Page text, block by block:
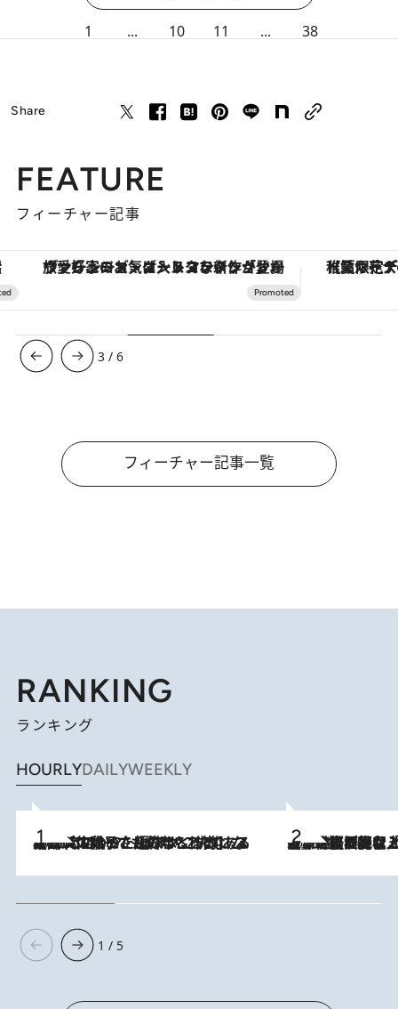
1 ... 10 11 ... 38
Share
FEATURE
フィーチャー記事
ヴァシュロン・コンスタンタン「オーヴァーシーズ・オートマティック」。旅愛好家のお気に入りコレクションから、ジェンダーレスな新作が登場 【夏限定ディナーコース】旬を
3 /6
フィーチャー記事一覧
RANKING
ランキング
HOURLYDAILYWEEKLY
2026.8.5
【阿川佐和子さんの年とる力】なぜ70代で始めた趣味は“こんなに楽しい”のか？ ピアノ、俳句…スランプに陥っても続けられる“ある秘訣”とは 2026.8.5
【なぜ吉沢亮は「気配を消せる」のか？】興行収入208億の『国宝』を経て挑むミュージカル『ディア・エヴァン・ハンセン』。トップ俳優が舞台上でさらけ出した“孤独”とは
1 / 5